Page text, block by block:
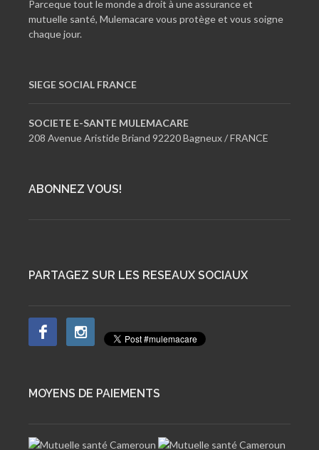
Parceque tout le monde a droit à une assurance et
mutuelle santé, Mulemacare vous protège et vous soigne
chaque jour.
SIEGE SOCIAL FRANCE
SOCIETE E-SANTE MULEMACARE
208 Avenue Aristide Briand 92220 Bagneux / FRANCE
ABONNEZ VOUS!
PARTAGEZ SUR LES RESEAUX SOCIAUX
MOYENS DE PAIEMENTS